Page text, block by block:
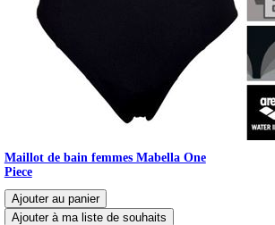
Maillot de bain femmes Mabella One
Piece